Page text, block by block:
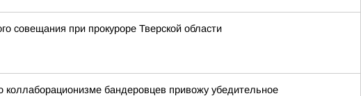
совещания при прокуроре Тверской области
бандеровцев привожу убедительное